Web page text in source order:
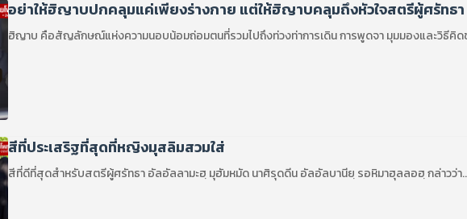
อย่าให้ฮิญาบปกคลุมแค่เพียงร่างกาย แต่ให้ฮิญาบคลุมถึงหัวใจสตรีผู้ศรัทธา
ฮิญาบ คือสัญลักษณ์แห่งความนอบน้อมถ่อมตนที่รวมไปถึงท่วงท่าการเดิน การพูดจา มุมมองและวิธีคิ
สีที่ประเสริฐที่สุดที่หญิงมุสลิมสวมใส่
สีที่ดีที่สุดสำหรับสตรีผู้ศรัทธา อัลอัลลามะฮฺ มุฮัมหมัด นาศิรุดดีน อัลอัลบานียฺ รอหิมาฮุลลอฮฺ กล่าวว่า